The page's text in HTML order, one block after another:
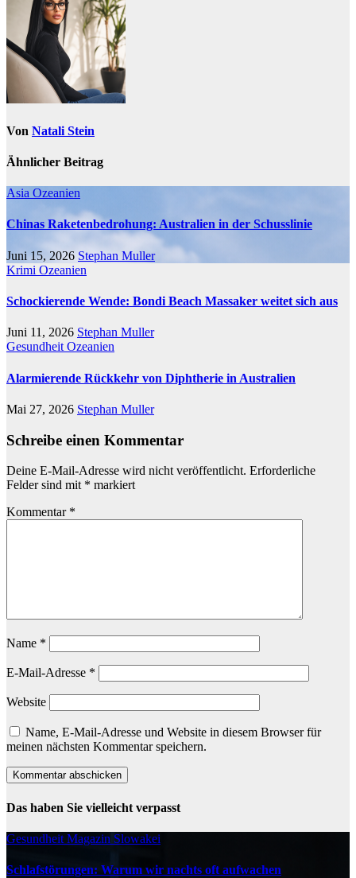
Von Natali Stein
Ähnlicher Beitrag
Asia Ozeanien
Chinas Raketenbedrohung: Australien in der Schusslinie
Juni 15, 2026 Stephan Muller
Krimi Ozeanien
Schockierende Wende: Bondi Beach Massaker weitet sich aus
Juni 11, 2026 Stephan Muller
Gesundheit Ozeanien
Alarmierende Rückkehr von Diphtherie in Australien
Mai 27, 2026 Stephan Muller
Schreibe einen Kommentar
Deine E-Mail-Adresse wird nicht veröffentlicht. Erforderliche
Felder sind mit * markiert
Kommentar *
Name *
E-Mail-Adresse *
Website
Name, E-Mail-Adresse und Website in diesem Browser für
meinen nächsten Kommentar speichern.
Das haben Sie vielleicht verpasst
Gesundheit Magazin Slowakei
Schlafstörungen: Warum wir nachts oft aufwachen